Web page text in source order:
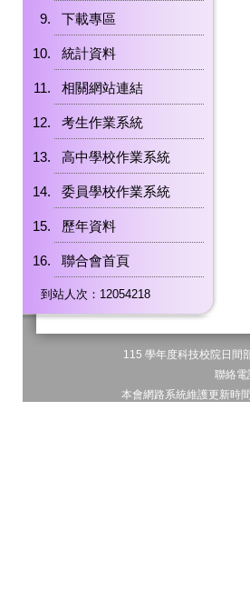
下載專區
統計資料
相關網站連結
考生作業系統
高中學校作業系統
委員學校作業系統
歷年資料
聯合會首頁
到站人次：12054218
115 學年度科技校院日
聯絡
本會網路系統維護更新時